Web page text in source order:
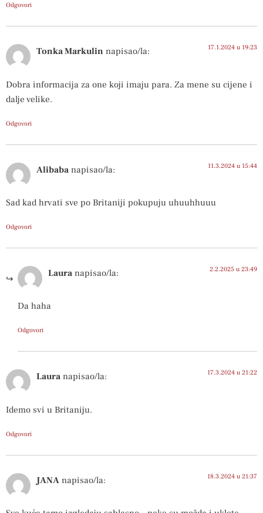
Odgovori
Tonka Markulin napisao/la: 17.1.2024 u 19:23
Dobra informacija za one koji imaju para. Za mene su cijene i
dalje velike.
Odgovori
Alibaba napisao/la: 11.3.2024 u 15:44
Sad kad hrvati sve po Britaniji pokupuju uhuuhhuuu
Odgovori
Laura napisao/la: 2.2.2025 u 23:49
Da haha
Odgovori
Laura napisao/la: 17.3.2024 u 21:22
Idemo svi u Britaniju.
Odgovori
JANA napisao/la: 18.3.2024 u 21:37